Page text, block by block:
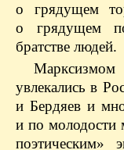
о грядущем
о грядущем
братстве людей.
увлекались в
и Бердяев и
и по молодости
поэтическим»